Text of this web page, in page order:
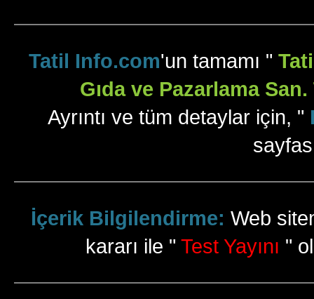
Tatil Info.com'un tamamı "
Gıda ve Pazarlama
Ayrıntı ve tüm detaylar için, "
İçerik Bilgilendirme: Web
kararı ile " Test Yayını "